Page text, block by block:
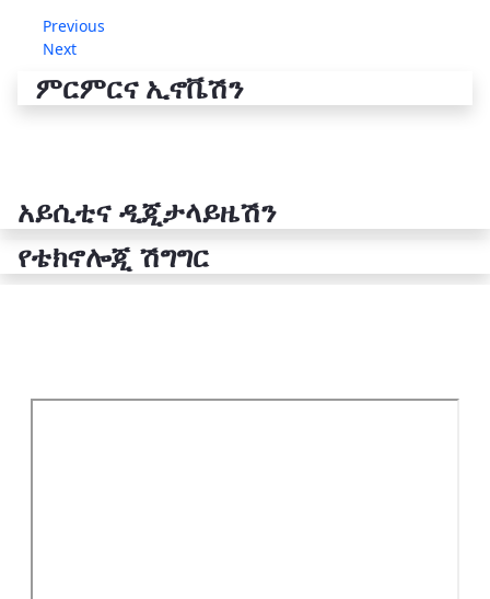
Previous
Next
ምርምርና ኢኖቬሽን
አይሲቲና ዲጂታላይዜሽን
የቴክኖሎጂ ሽግግር